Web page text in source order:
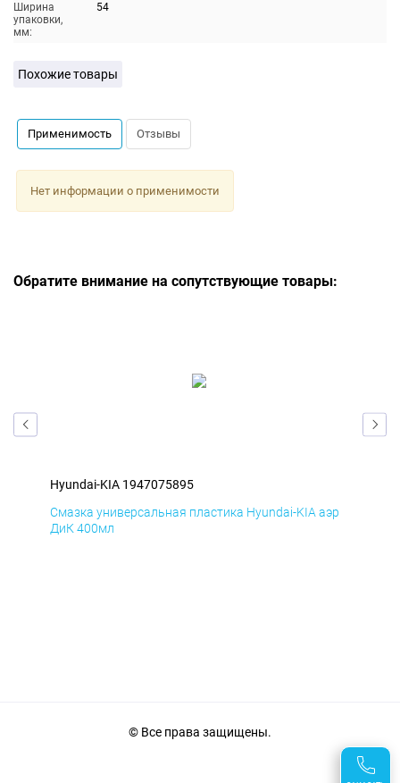
Ширина
упаковки,
мм:
54
Похожие товары
Применимость Отзывы
Нет информации о применимости
Обратите внимание на сопутствующие товары:
Hyundai-KIA 1947075895
Смазка универсальная пластика Hyundai-KIA аэр
ДиК 400мл
© Все права защищены.